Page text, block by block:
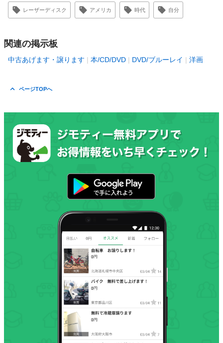
レーザーディスク アメリカ 時代 自分
関連の掲示板
中古あげます・譲ります 本/CD/DVD DVD/ブルーレイ 洋画
ページTOPへ